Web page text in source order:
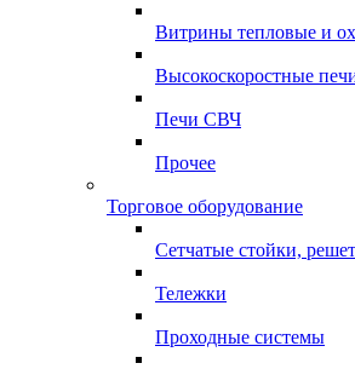
Витрины тепловые и
Высокоскоростные
Печи СВЧ
Прочее
Торговое оборудование
Сетчатые стойки,
Тележки
Проходные системы